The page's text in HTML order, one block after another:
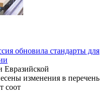
обновила стандарты для
Евразийской
изменения в перечень
соот